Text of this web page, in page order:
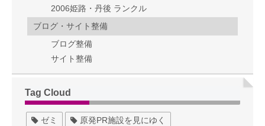
2006姫路・丹後 ランクル
ブログ・サイト整備
ブログ整備
サイト整備
Tag Cloud
ゼミ 原発PR施設を見にゆく